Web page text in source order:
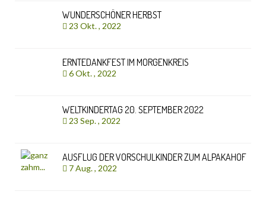
WUNDERSCHÖNER HERBST
23 Okt. , 2022
ERNTEDANKFEST IM MORGENKREIS
6 Okt. , 2022
WELTKINDERTAG 20. SEPTEMBER 2022
23 Sep. , 2022
AUSFLUG DER VORSCHULKINDER ZUM ALPAKAHOF
7 Aug. , 2022